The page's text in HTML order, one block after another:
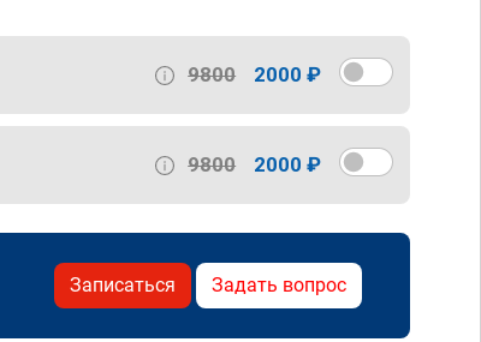
9800 2000 ₽
9800 2000 ₽
Записаться Задать вопрос